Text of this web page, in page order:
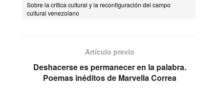
Sobre la crítica cultural y la reconfiguración del campo
cultural venezolano
Artículo previo
Deshacerse es permanecer en la palabra.
Poemas inéditos de Marvella Correa